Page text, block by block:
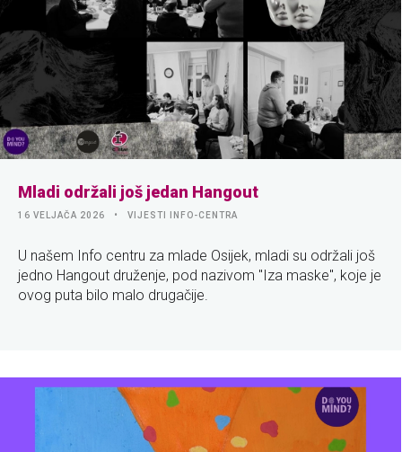
Mladi održali još jedan Hangout
16 VELJAČA 2026 VIJESTI INFO-CENTRA
U našem Info centru za mlade Osijek, mladi su održali još
jedno Hangout druženje, pod nazivom "Iza maske", koje je
ovog puta bilo malo drugačije.